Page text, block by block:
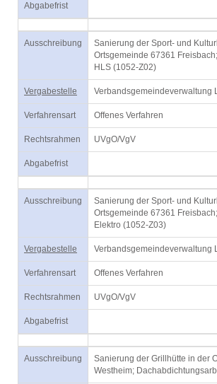
Abgabefrist
Ausschreibung
Sanierung der Sport- und
Ortsgemeinde 67361
HLS (1052-Z02)
Vergabestelle Verbandsgemeindeverwaltung
Verfahrensart Offenes Verfahren
Rechtsrahmen UVgO/VgV
Abgabefrist
Ausschreibung
Sanierung der Sport- und
Ortsgemeinde 67361
Elektro (1052-Z03)
Vergabestelle Verbandsgemeindeverwaltung
Verfahrensart Offenes Verfahren
Rechtsrahmen UVgO/VgV
Abgabefrist
Ausschreibung
Sanierung der Grillhütte in der
Westheim;